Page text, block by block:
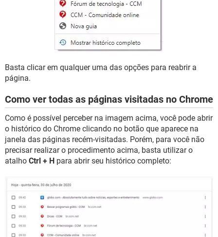
Basta clicar em qualquer uma das opções para reabrir a
página.
Como ver todas as páginas visitadas no Chrome
Como é possível perceber na imagem acima, você pode abrir
o histórico do Chrome clicando no botão que aparece na
janela das páginas recém-visitadas. Porém, para você não
precisar realizar o procedimento acima, basta utilizar o
atalho Ctrl + H para abrir seu histórico completo: